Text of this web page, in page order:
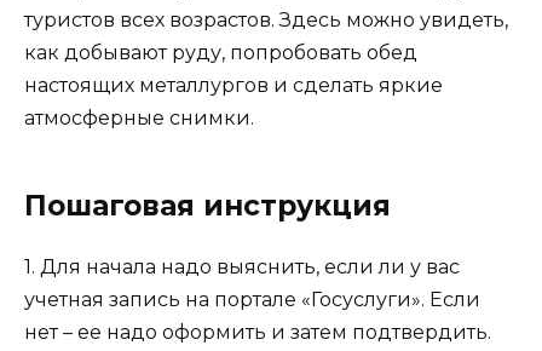
туристов всех возрастов. Здесь можно увидеть,
как добывают руду, попробовать обед
настоящих металлургов и сделать яркие
атмосферные снимки.
Пошаговая инструкция
1. Для начала надо выяснить, если ли у вас
учетная запись на портале «Госуслуги». Если
нет – ее надо оформить и затем подтвердить.